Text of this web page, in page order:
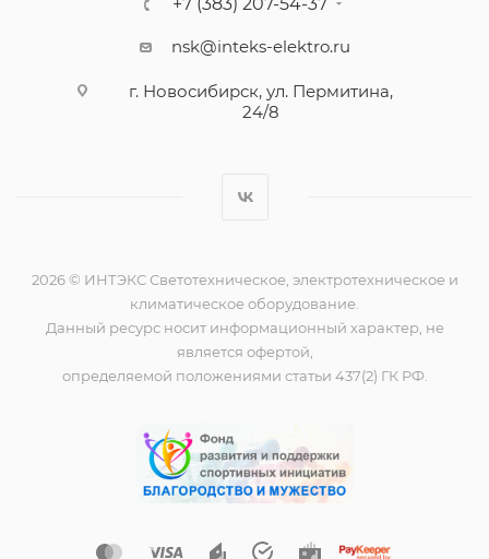
nsk@inteks-elektro.ru
г. Новосибирск, ул. Пермитина,
24/8
2026 © ИНТЭКС Светотехническое, электротехническое и
климатическое оборудование.
Данный ресурс носит информационный характер, не
является офертой,
определяемой положениями статьи 437(2) ГК РФ.